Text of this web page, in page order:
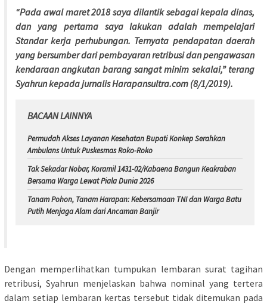
“Pada awal maret 2018 saya dilantik sebagai kepala dinas,
dan yang pertama saya lakukan adalah mempelajari
Standar kerja perhubungan. Ternyata pendapatan daerah
yang bersumber dari pembayaran retribusi dan pengawasan
kendaraan angkutan barang sangat minim sekalai,” terang
Syahrun kepada jurnalis Harapansultra.com (8/1/2019).
BACAAN LAINNYA
Permudah Akses Layanan Kesehatan Bupati Konkep Serahkan
Ambulans Untuk Puskesmas Roko-Roko
Tak Sekadar Nobar, Koramil 1431-02/Kabaena Bangun Keakraban
Bersama Warga Lewat Piala Dunia 2026
Tanam Pohon, Tanam Harapan: Kebersamaan TNI dan Warga Batu
Putih Menjaga Alam dari Ancaman Banjir
Dengan memperlihatkan tumpukan lembaran surat tagihan
retribusi, Syahrun menjelaskan bahwa nominal yang tertera
dalam setiap lembaran kertas tersebut tidak ditemukan pada